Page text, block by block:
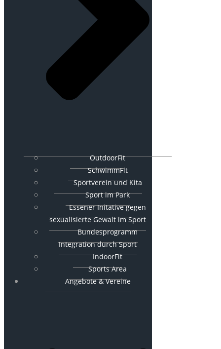
OutdoorFit
SchwimmFit
Sportverein und Kita
Sport im Park
Essener Initative gegen
sexualisierte Gewalt im Sport
Bundesprogramm
Integration durch Sport
IndoorFit
Sports Area
Angebote & Vereine